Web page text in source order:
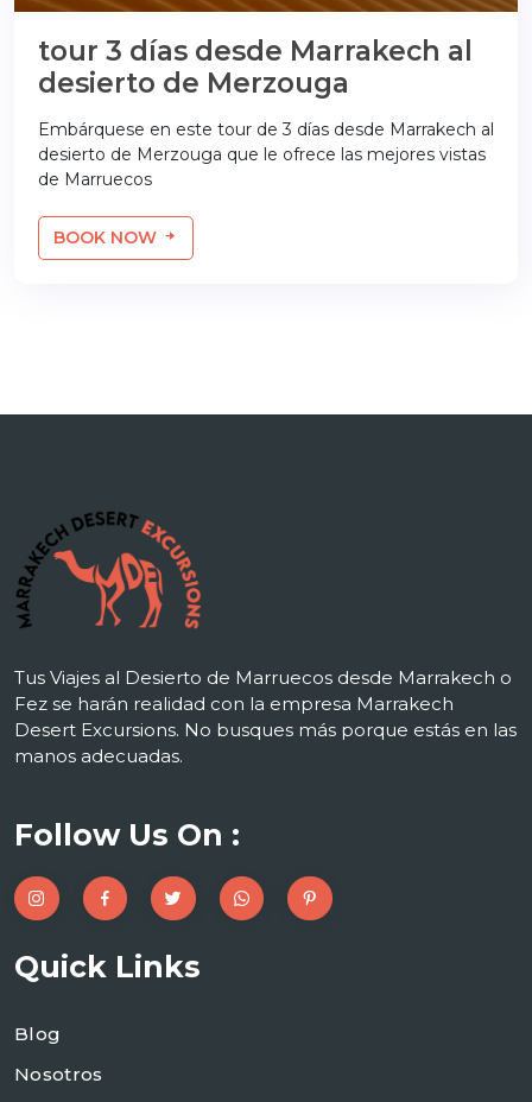
tour 3 días desde Marrakech al
desierto de Merzouga
Embárquese en este tour de 3 días desde Marrakech al
desierto de Merzouga que le ofrece las mejores vistas
de Marruecos
BOOK NOW
Tus Viajes al Desierto de Marruecos desde Marrakech o
Fez se harán realidad con la empresa Marrakech
Desert Excursions. No busques más porque estás en las
manos adecuadas.
Follow Us On :
Quick Links
Blog
Nosotros